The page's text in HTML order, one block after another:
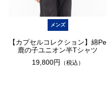
メンズ
【カプセルコレクション】綿Pe
鹿の子ユニオン半Tシャツ
19,800円
（税込）